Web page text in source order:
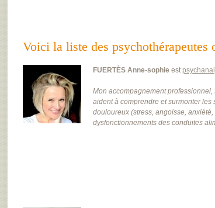
Voici la liste des psychothérapeutes
FUERTÈS Anne-sophie est
Mon accompagnement
aident à comprendre et surmonter
douloureux (stress, angoisse,
dysfonctionnements des conduites